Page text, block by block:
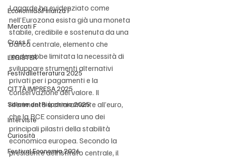
Economia&Finanza F
Mercati F
Cross F
LEGISTER
Festivalletteratura 2025
CITTÀ IMPRESA 2025
Salone del Risparmio 2025
Interviste
Curiosità
Festival Economia 2026
Lagarde ha evidenziato come
nell’Eurozona esista già una moneta
stabile, credibile e sostenuta da una
banca centrale, elemento che
renderebbe limitata la necessità di
sviluppare strumenti alternativi
privati per i pagamenti e la
conservazione del valore. Il
riferimento è chiaramente all’euro,
che la BCE considera uno dei
principali pilastri della stabilità
economica europea. Secondo la
presidente dell’istituto centrale, il